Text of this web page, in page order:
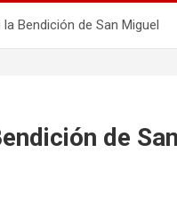
Bendición de San Miguel
de